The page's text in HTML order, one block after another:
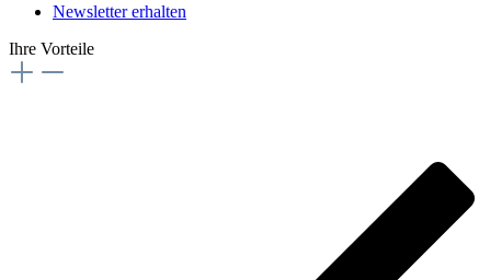
Newsletter erhalten
Ihre Vorteile